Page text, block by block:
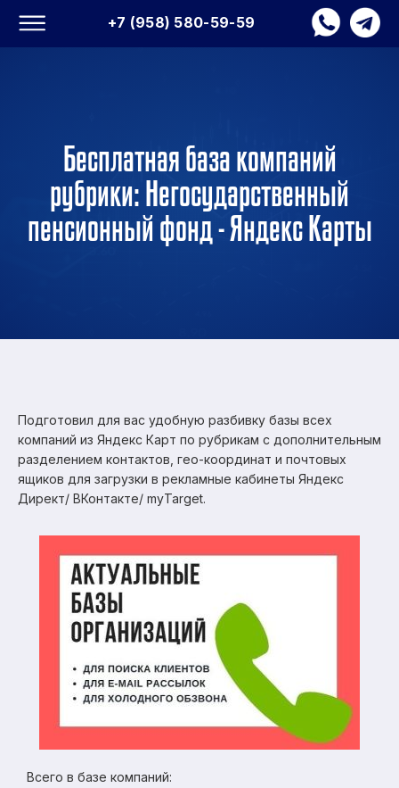
+7 (958) 580-59-59
Бесплатная база компаний
рубрики: Негосударственный
пенсионный фонд - Яндекс Карты
Подготовил для вас удобную разбивку базы всех
компаний из Яндекс Карт по рубрикам с дополнительным
разделением контактов, гео-координат и почтовых
ящиков для загрузки в рекламные кабинеты Яндекс
Директ/ ВКонтакте/ myTarget.
Всего в базе компаний: